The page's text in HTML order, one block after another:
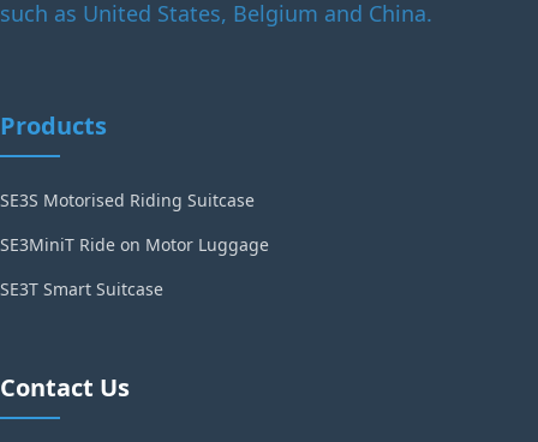
such as United States, Belgium and China.
Products
SE3S Motorised Riding Suitcase
SE3MiniT Ride on Motor Luggage
SE3T Smart Suitcase
Contact Us